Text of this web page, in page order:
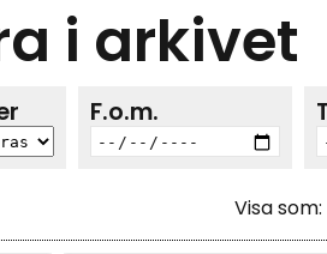
i arkivet
F.o.m.
Visa som: